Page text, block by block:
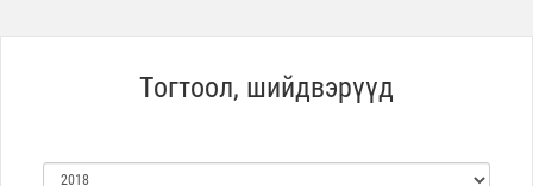
Тогтоол, шийдвэрүүд